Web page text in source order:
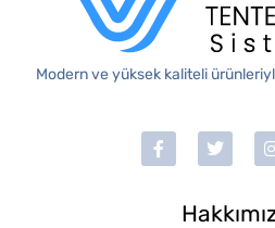
Modern ve yüksek kaliteli